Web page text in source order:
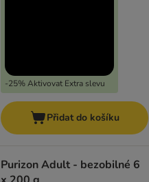
-25% Aktivovat Extra slevu
Přidat do košíku
Purizon Adult - bezobilné 6